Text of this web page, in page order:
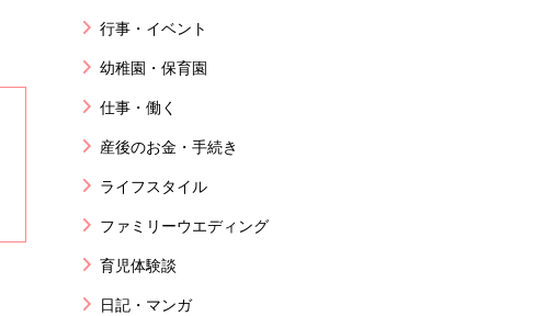
行事・イベント
幼稚園・保育園
仕事・働く
産後のお金・手続き
ライフスタイル
ファミリーウエディング
育児体験談
日記・マンガ